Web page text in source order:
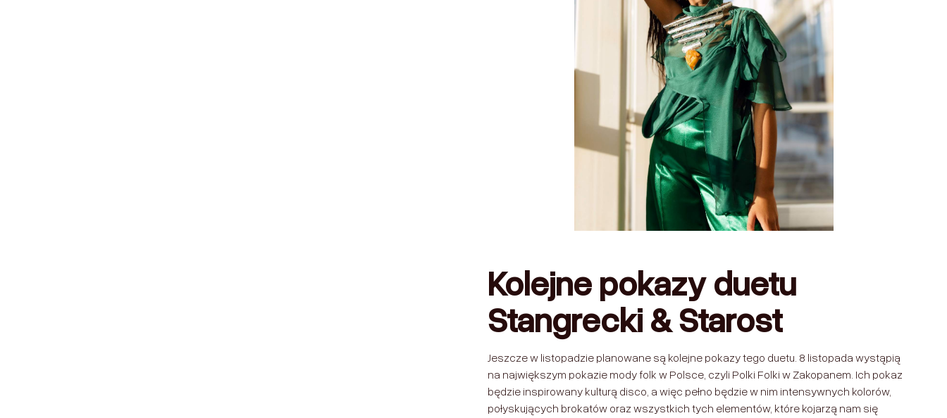
Kolejne pokazy duetu
Stangrecki & Starost
Jeszcze w listopadzie planowane są kolejne pokazy tego duetu. 8 listopada wystąpią
na największym pokazie mody folk w Polsce, czyli Polki Folki w Zakopanem. Ich pokaz
będzie inspirowany kulturą disco, a więc pełno będzie w nim intensywnych kolorów,
połyskujących brokatów oraz wszystkich tych elementów, które kojarzą nam się